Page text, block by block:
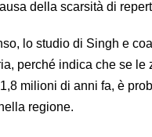
della scarsità di
lo studio di Singh e
perché indica che se
milioni di anni fa, è
regione.